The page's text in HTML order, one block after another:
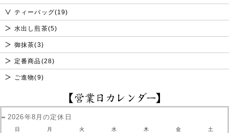
ティーバッグ(19)
水出し煎茶(5)
御抹茶(3)
定番商品(28)
ご進物(9)
2026年8月の定休日
日 月 火 水 木 金
土